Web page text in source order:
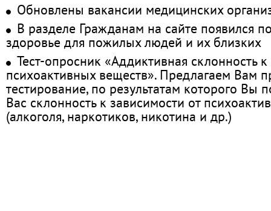
Обновлены вакансии медицинских
В разделе Гражданам на сайте появился
здоровье для пожилых людей и их близких
Тест-опросник «Аддиктивная склонность
психоактивных веществ». Предлагаем Вам
тестирование, по результатам которого Вы
Вас склонность к зависимости от
(алкоголя, наркотиков, никотина и др.)